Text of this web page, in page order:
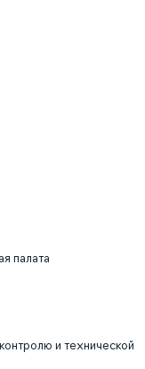
палата
и технической